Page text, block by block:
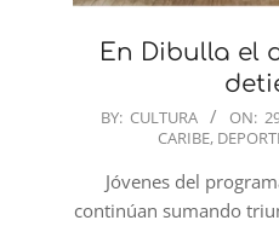
En Dibulla el
2023-
BY: CULTURA ON:
CARIBE,
Jóvenes del
continúan sumando